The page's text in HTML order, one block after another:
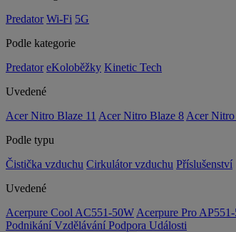
Predator Wi-Fi 5G
Podle kategorie
Predator eKoloběžky Kinetic Tech
Uvedené
Acer Nitro Blaze 11 Acer Nitro Blaze 8 Acer
Podle typu
Čistička vzduchu Cirkulátor vzduchu Příslušenství
Uvedené
Acerpure Cool AC551-50W Acerpure Pro
Podnikání Vzdělávání Podpora Události